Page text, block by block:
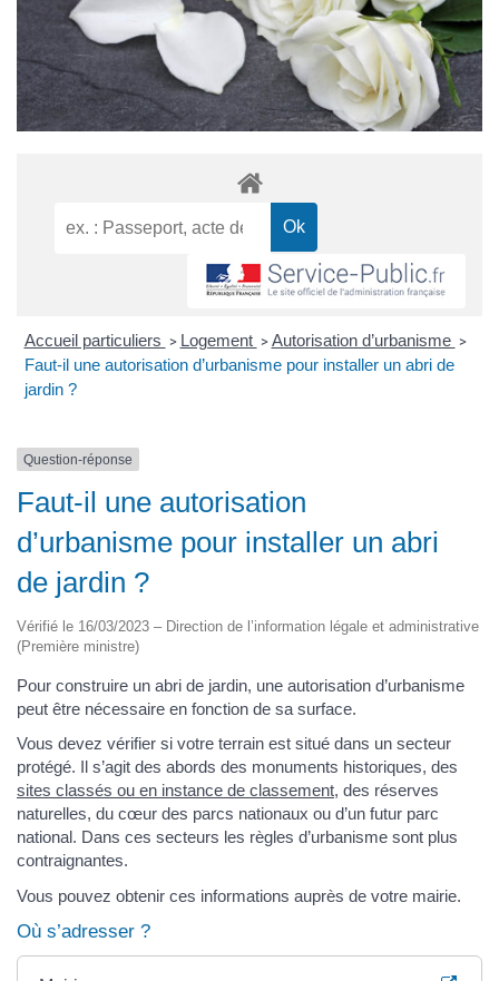
Accueil particuliers > Logement > Autorisation d’urbanisme >
Faut-il une autorisation d’urbanisme pour installer un abri de
jardin ?
Question-réponse
Faut-il une autorisation
d’urbanisme pour installer un abri
de jardin ?
Vérifié le 16/03/2023 – Direction de l’information légale et administrative
(Première ministre)
Pour construire un abri de jardin, une autorisation d’urbanisme
peut être nécessaire en fonction de sa surface.
Vous devez vérifier si votre terrain est situé dans un secteur
protégé. Il s’agit des abords des monuments historiques, des
sites classés ou en instance de classement, des réserves
naturelles, du cœur des parcs nationaux ou d’un futur parc
national. Dans ces secteurs les règles d’urbanisme sont plus
contraignantes.
Vous pouvez obtenir ces informations auprès de votre mairie.
Où s’adresser ?